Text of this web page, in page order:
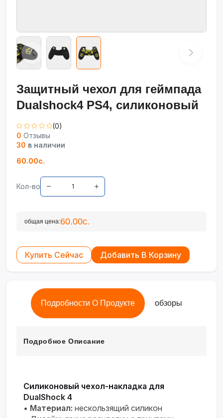
Защитный чехол для геймпада
Dualshock4 PS4, силиконовый
(0)
0 Отзывы
30 в наличии
60.00с.
Кол-во
общая цена:60.00с.
Купить Сейчас Добавить В Корзину
Подробности О Продукте обзоры
Подробное Описание
Силиконовый чехол-накладка для
DualShock 4
• Материал: нескользящий силикон